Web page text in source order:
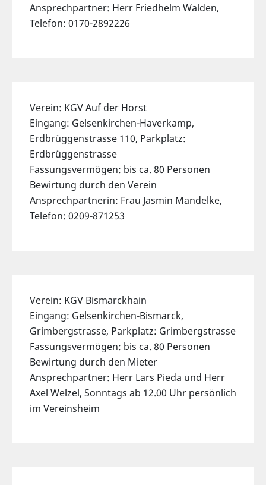
Ansprechpartner: Herr Friedhelm Walden,
Telefon: 0170-2892226
Verein: KGV Auf der Horst
Eingang: Gelsenkirchen-Haverkamp,
Erdbrüggenstrasse 110, Parkplatz:
Erdbrüggenstrasse
Fassungsvermögen: bis ca. 80 Personen
Bewirtung durch den Verein
Ansprechpartnerin: Frau Jasmin Mandelke,
Telefon: 0209-871253
Verein: KGV Bismarckhain
Eingang: Gelsenkirchen-Bismarck,
Grimbergstrasse, Parkplatz: Grimbergstrasse
Fassungsvermögen: bis ca. 80 Personen
Bewirtung durch den Mieter
Ansprechpartner: Herr Lars Pieda und Herr
Axel Welzel, Sonntags ab 12.00 Uhr persönlich
im Vereinsheim